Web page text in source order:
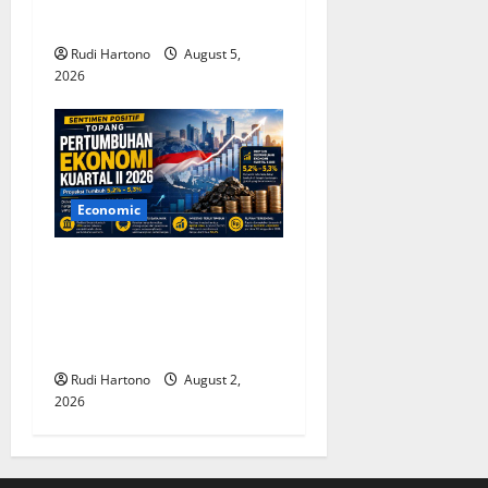
Rudi Hartono
August 5,
2026
Economic
Rudi Hartono
August 2,
2026